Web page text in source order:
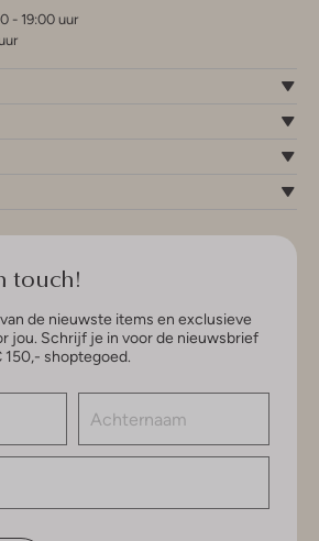
- 19:00 uur
touch!
de nieuwste items en exclusieve
jou. Schrijf je in voor de nieuwsbrief
150,- shoptegoed.